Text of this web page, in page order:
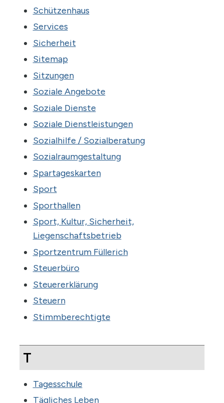
Schützenhaus
Services
Sicherheit
Sitemap
Sitzungen
Soziale Angebote
Soziale Dienste
Soziale Dienstleistungen
Sozialhilfe / Sozialberatung
Sozialraumgestaltung
Spartageskarten
Sport
Sporthallen
Sport, Kultur, Sicherheit,
Liegenschaftsbetrieb
Sportzentrum Füllerich
Steuerbüro
Steuererklärung
Steuern
Stimmberechtigte
T
Tagesschule
Tägliches Leben